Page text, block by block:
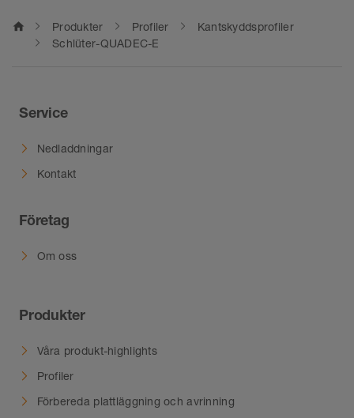
home Produkter Profiler
Kantskyddsprofiler
Schlüter-QUADEC-E
Service
Nedladdningar
Kontakt
Företag
Om oss
Produkter
Våra produkt-highlights
Profiler
Förbereda plattläggning och avrinning